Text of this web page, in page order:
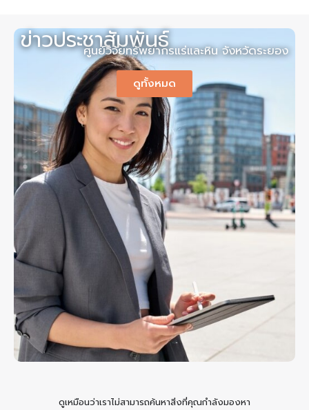
ข่าวประชาสัมพันธ์
ศูนย์วิจัยทรัพยากรแร่และหิน จังหวัดระยอง
ดูทั้งหมด
ดูเหมือนว่าเราไม่สามารถค้นหาสิ่งที่คุณกำลังมองหา